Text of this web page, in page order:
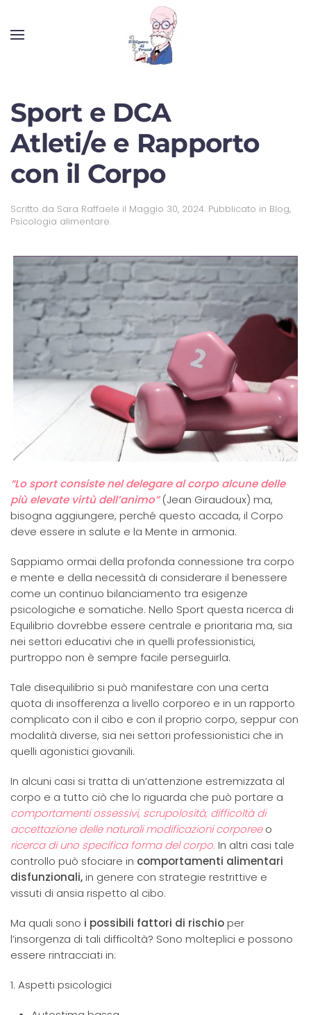
Sport e DCA
Atleti/e e Rapporto
con il Corpo
Scritto da Sara Raffaele il Maggio 30, 2024. Pubblicato in Blog,
Psicologia alimentare.
“Lo sport consiste nel delegare al corpo alcune delle
più elevate virtù dell’animo”(Jean Giraudoux) ma,
bisogna aggiungere, perché questo accada, il Corpo
deve essere in salute e la Mente in armonia.
Sappiamo ormai della profonda connessione tra corpo
e mente e della necessità di considerare il benessere
come un continuo bilanciamento tra esigenze
psicologiche e somatiche. Nello Sport questa ricerca di
Equilibrio dovrebbe essere centrale e prioritaria ma, sia
nei settori educativi che in quelli professionistici,
purtroppo non è sempre facile perseguirla.
Tale disequilibrio si può manifestare con una certa
quota di insofferenza a livello corporeo e in un rapporto
complicato con il cibo e con il proprio corpo, seppur con
modalità diverse, sia nei settori professionistici che in
quelli agonistici giovanili.
In alcuni casi si tratta di un’attenzione estremizzata al
corpo e a tutto ciò che lo riguarda che può portare a
comportamenti ossessivi, scrupolosità, difficoltà di
accettazione delle naturali modificazioni corporeeo
ricerca di uno specifica forma del corpo.In altri casi tale
controllo può sfociare in comportamenti alimentari
disfunzionali,in genere con strategie restrittive e
vissuti di ansia rispetto al cibo.
Ma quali sono i possibili fattori di rischioper
l’insorgenza di tali difficoltà? Sono molteplici e possono
essere rintracciati in:
1. Aspetti psicologici